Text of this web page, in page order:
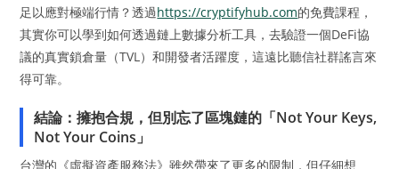
足以應對極端行情？透過https://cryptifyhub.com的免費課程，
其實你可以學到如何透過鏈上數據分析工具，去驗證一個DeFi協
議的真實鎖倉量（TVL）和開發者活躍度，這遠比聽信社群謠言來
得可靠。
結論：擁抱合規，但別忘了區塊鏈的「Not Your Keys,
Not Your Coins」
台灣的《虛擬資產服務法》雖然帶來了更多的限制，但仔細想